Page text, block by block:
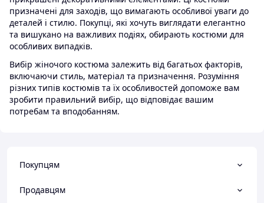
призначені для заходів, що вимагають особливої уваги до
деталей і стилю. Покупці, які хочуть виглядати елегантно
та вишукано на важливих подіях, обирають костюми для
особливих випадків.
Вибір жіночого костюма залежить від багатьох факторів,
включаючи стиль, матеріал та призначення. Розуміння
різних типів костюмів та їх особливостей допоможе вам
зробити правильний вибір, що відповідає вашим
потребам та вподобанням.
Покупцям
Продавцям